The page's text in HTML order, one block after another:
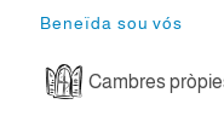
Beneïda sou vós
Cambres